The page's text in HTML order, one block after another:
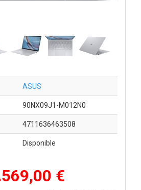
ASUS
90NX09J1-M012N0
4711636463508
Disponible
€